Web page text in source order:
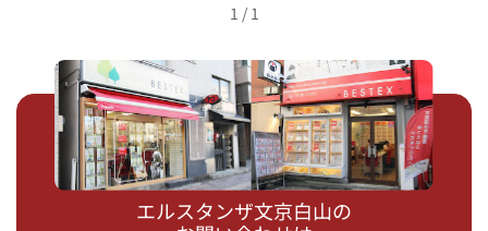
1 / 1
エルスタンザ文京白山の